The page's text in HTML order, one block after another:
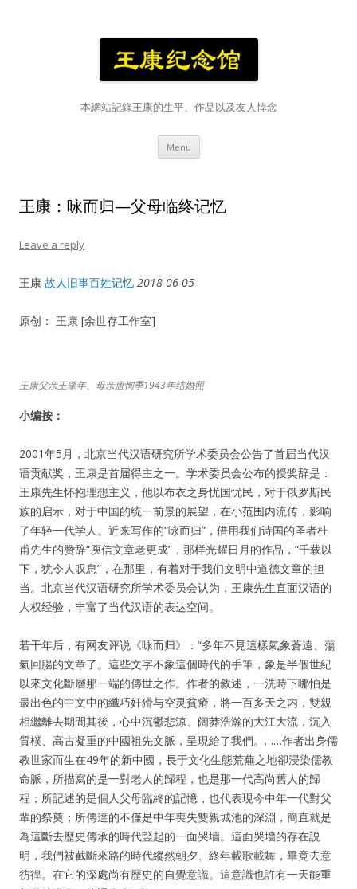
本網站記錄王康的生平、作品以及友人悼念
Menu Skip
content
王康：咏而归—父母临终记忆
Leave a reply
王康 故人旧事百姓记忆 2018-06-05
原创： 王康 [余世存工作室]
王康父亲王肇年、母亲唐恂季1943年结婚照
小编按：
2001年5月，北京当代汉语研究所学术委员会公告了首届当代汉
语贡献奖，王康是首届得主之一。学术委员会公布的授奖辞是：
王康先生怀抱理想主义，他以布衣之身忧国忧民，对于俄罗斯民
族的启示，对于中国的统一前景的展望，在小范围内流传，影响
了年轻一代学人。近来写作的“咏而归”，借用我们诗国的圣者杜
甫先生的赞辞“庾信文章老更成”，那样光耀日月的作品，“千载以
下，犹令人叹息”，在那里，有着对于我们文明中道德文章的担
当。北京当代汉语研究所学术委员会认为，王康先生直面汉语的
人权经验，丰富了当代汉语的表达空间。
若干年后，有网友评说《咏而归》：“多年不見這樣氣象蒼遠、蕩
氣回腸的文章了。這些文字不象這個時代的手筆，象是半個世紀
以來文化斷層那一端的傳世之作。作者的敘述，一洗時下哪怕是
最出色的中文中的纖巧奸猾与空灵貧瘠，將一百多天之内，雙親
相繼離去期間其後，心中沉鬱悲涼、阔莽浩瀚的大江大流，沉入
質樸、高古凝重的中國祖先文脈，呈現給了我們。……作者出身儒
教世家而生在49年的新中國，長于文化生態荒蕪之地卻浸染儒教
命脈，所描寫的是一對老人的歸程，也是那一代高尚舊人的歸
程；所記述的是個人父母臨終的記憶，也代表現今中年一代對父
輩的祭奠；所傳達的不僅是中年喪失雙親城池的深淵，簡直就是
為這斷去歷史傳承的時代竪起的一面哭墻。這面哭墻的存在説
明，我們被截斷來路的時代縱然朝夕、終年載歌載舞，畢竟去意
彷徨。在它的深處尚有歷史的自覺意識。這意識也許有一天能重